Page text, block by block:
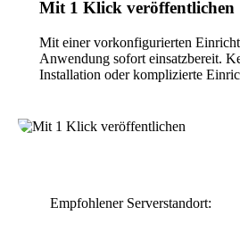
Mit 1 Klick veröffentlichen
Mit einer vorkonfigurierten
Anwendung sofort einsatzbereit.
Installation oder komplizierte
Empfohlener Serverstandort: